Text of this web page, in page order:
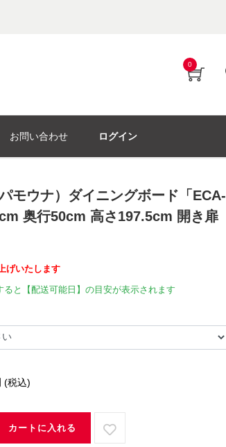
0
お問い合わせ ログイン
モウナ）ダイニングボード「ECA-
奥行50cm 高さ197.5cm 開き扉
げいたします
と【配送可能日】の目安が表示されます
(税込)
カートに入れる